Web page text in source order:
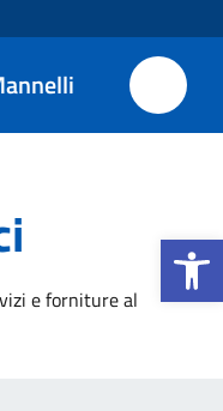
Apri la
e forniture al